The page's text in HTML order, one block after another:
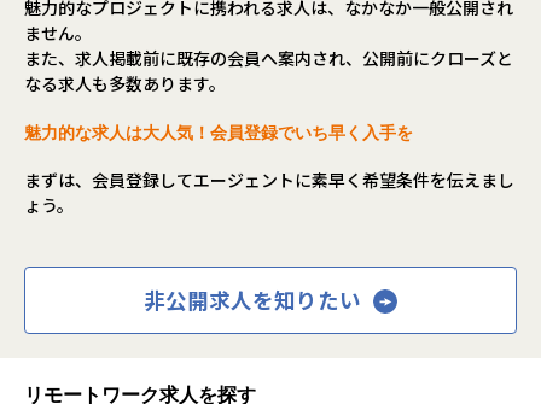
魅力的なプロジェクトに携われる求人は、なかなか一般公開され
ません。
また、求人掲載前に既存の会員へ案内され、公開前にクローズと
なる求人も多数あります。
魅力的な求人は大人気！会員登録でいち早く入手を
まずは、会員登録してエージェントに素早く希望条件を伝えまし
ょう。
非公開求人を知りたい
リモートワーク求人を探す